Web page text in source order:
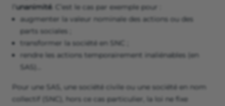
unanimité. C’est le cas par exemple pour :
augmenter la valeur nominale des actions ou des
parts sociales ;
transformer la société en SNC ;
rendre les actions temporairement inaliénables (en
SAS)...
Pour une SAS, une société civile ou une société en nom
collectif (SNC), hors ce cas particulier, la loi ne fixe